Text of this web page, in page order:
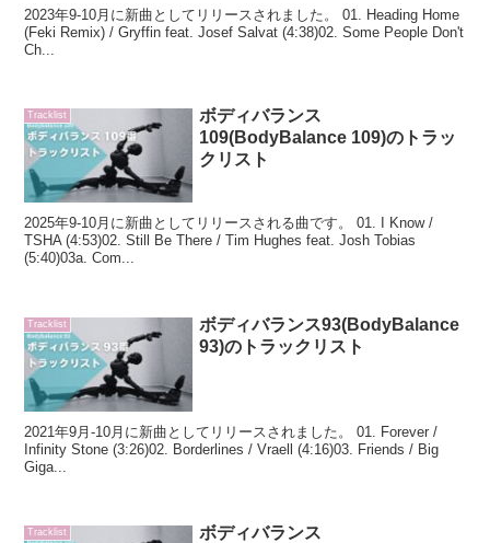
2023年9-10月に新曲としてリリースされました。 01. Heading Home
(Feki Remix) / Gryffin feat. Josef Salvat (4:38)02. Some People Don't
Ch...
Tracklist
ボディバランス
109(BodyBalance 109)のトラッ
クリスト
2025年9-10月に新曲としてリリースされる曲です。 01. I Know /
TSHA (4:53)02. Still Be There / Tim Hughes feat. Josh Tobias
(5:40)03a. Com...
Tracklist
ボディバランス93(BodyBalance
93)のトラックリスト
2021年9月-10月に新曲としてリリースされました。 01. Forever /
Infinity Stone (3:26)02. Borderlines / Vraell (4:16)03. Friends / Big
Giga...
Tracklist
ボディバランス